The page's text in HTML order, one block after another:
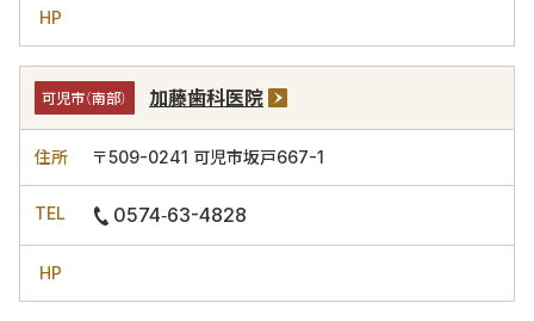
可児市（南部） 加藤歯科医院
〒509-0241 可児市坂戸667-1
0574‐63-4828